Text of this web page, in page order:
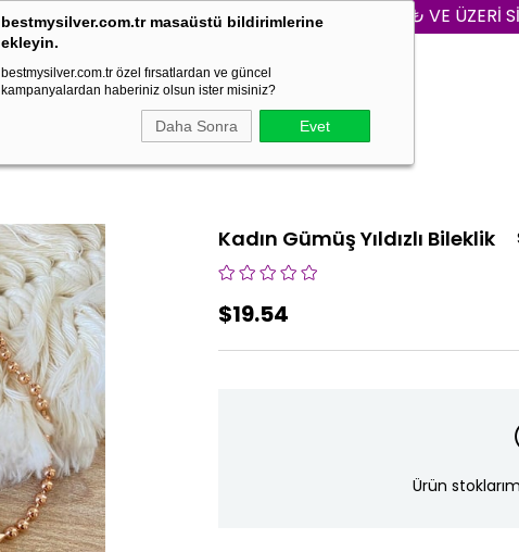
bestmysilver.com.tr masaüstü bildirimlerine
ekleyin.
bestmysilver.com.tr özel fırsatlardan ve güncel
kampanyalardan haberiniz olsun ister misiniz?
Daha Sonra Evet
3000₺ VE ÜZERİ
Kadın Gümüş Yıldızlı Bileklik
$19.54
Ürün